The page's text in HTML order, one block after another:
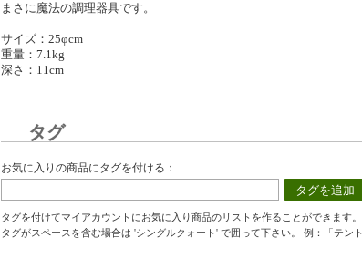
まさに魔法の調理器具です。
サイズ：25φcm
重量：7.1kg
深さ：11cm
タグ
お気に入りの商品にタグを付ける：
タグを追加
タグを付けてマイアカウントにお気に入り商品のリストを作ることができます
タグがスペースを含む場合は 'シングルクォート' で囲って下さい。 例：「テン